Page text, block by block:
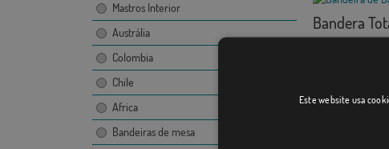
Mastros Interior
Austrália
Colombia
Chile
Africa
Bandeiras de mesa
Bandera
Este website usa